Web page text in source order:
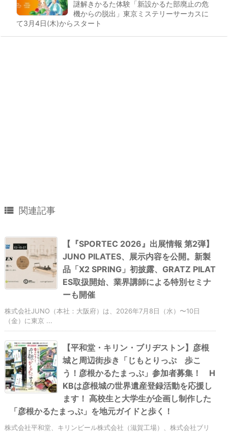
謎解きかるた体験「新設かるた部廃止の危
機からの脱出」東京ミステリーサーカスに
て3月4日(木)からスタート
 関連記事
【『SPORTEC 2026』出展情報 第2弾】
JUNO PILATES、展示内容を公開。新製
品「X2 SPRING」初披露、GRATZ PILAT
ES取扱開始、業界講師による特別セミナ
ーも開催
株式会社JUNO（本社：大阪府）は、2026年7月8日（水）〜10日
（金）に東京 ...
【平和堂・キリン・ブリヂストン】彦根
城と周辺街歩き「じもとりっぷ 歩こ
う！彦根かるたまっぷ」参加者募集！ H
KBは彦根城の世界遺産登録活動を応援し
ます！ 高校生と大学生が企画し制作した
「彦根かるたまっぷ」を地元ガイドと歩く！
株式会社平和堂、キリンビール株式会社（滋賀工場）、株式会社ブリ